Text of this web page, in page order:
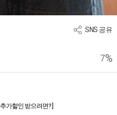
SNS 공유
7%
추가할인 받으려면? ]